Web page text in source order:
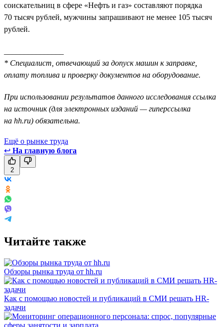
соискательниц в сфере «Нефть и газ» составляют порядка
70 тысяч рублей, мужчины запрашивают не менее 105 тысяч
рублей.
* Специалист, отвечающий за допуск машин к заправке,
оплату топлива и проверку документов на оборудование.
При использовании результатов данного исследования ссылка
на источник (для электронных изданий — гиперссылка
на hh.ru) обязательна.
Ещё о рынке труда
↩ На главную блога
2
Читайте также
Обзоры рынка труда от hh.ru
Как с помощью новостей и публикаций в СМИ решать HR-
задачи